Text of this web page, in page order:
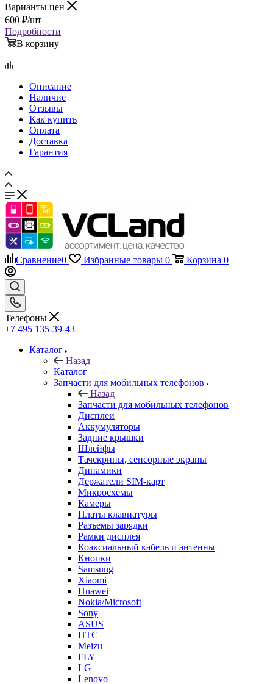
Варианты цен
600 ₽/шт
Подробности
В корзину
Описание
Наличие
Отзывы
Как купить
Оплата
Доставка
Гарантия
Сравнение0 Избранные товары 0 Корзина 0
Телефоны
+7 495 135-39-43
Каталог
Назад
Каталог
Запчасти для мобильных телефонов
Назад
Запчасти для мобильных телефонов
Дисплеи
Аккумуляторы
Задние крышки
Шлейфы
Тачскрины, сенсорные экраны
Динамики
Держатели SIM-карт
Микросхемы
Камеры
Платы клавиатуры
Разъемы зарядки
Рамки дисплея
Коаксиальный кабель и антенны
Кнопки
Samsung
Xiaomi
Huawei
Nokia/Microsoft
Sony
ASUS
HTC
Meizu
FLY
LG
Lenovo